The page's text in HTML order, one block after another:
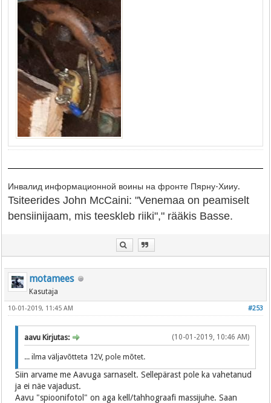
Инвалид информационной воины на фронте Пярну-Хииу.
Tsiteerides John McCaini: "Venemaa on peamiselt
bensiinijaam, mis teeskleb riiki"," rääkis Basse.
motamees
Kasutaja
#253
10-01-2019, 11:45 AM
(10-01-2019, 10:46 AM)
aavu Kirjutas:
... ilma väljavõtteta 12V, pole mõtet.
Siin arvame me Aavuga sarnaselt. Sellepärast pole ka vahetanud
ja ei näe vajadust.
Aavu "spioonifotol" on aga kell/tahhograafi massijuhe. Saan